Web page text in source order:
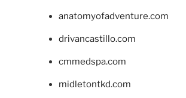
anatomyofadventure.com
drivancastillo.com
cmmedspa.com
midletontkd.com